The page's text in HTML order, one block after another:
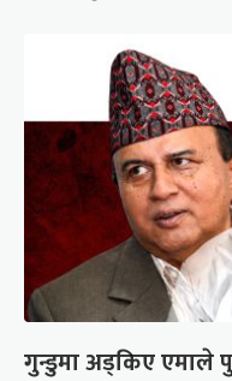
गुन्डुमा अड्किए एमाले